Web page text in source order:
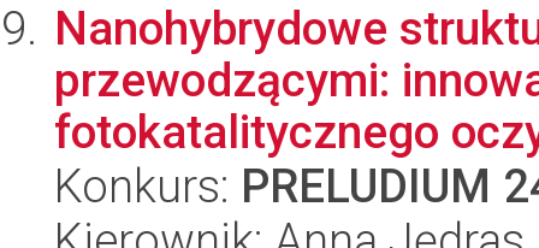
Nanohybrydowe
przewodzącymi:
fotokatalitycznego
Konkurs: PRELUDIUM